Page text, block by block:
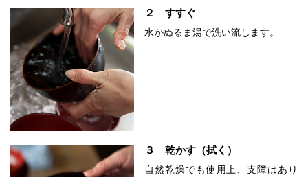
２ すすぐ
水かぬるま湯で洗い流します。
３ 乾かす（拭く）
自然乾燥でも使用上、支障はあり